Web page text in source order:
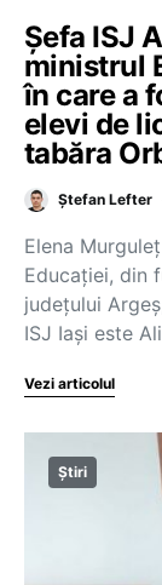
Șefa ISJ
ministrul
în care a
elevi de
tabăra
Ștefan Lefter
Elena
Educației, din
județului
ISJ Iași este
Vezi articolul
Știri